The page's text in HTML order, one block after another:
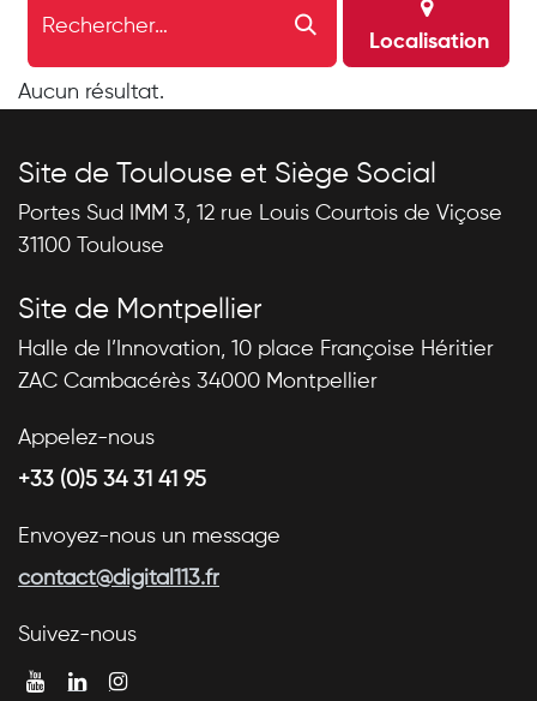
Localisation
Aucun résultat.
Site de Toulouse et Siège Social
Portes Sud IMM 3, 12 rue Louis Courtois de Viçose
31100 Toulouse
Site de Montpellier
Halle de l’Innovation, 10 place Françoise Héritier
ZAC Cambacérès 34000 Montpellier
Appelez-nous
+33 (0)5 34 31 41 95
Envoyez-nous un message
contact@digital113.fr
Suivez-nous